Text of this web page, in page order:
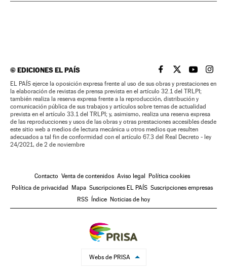
©EDICIONES EL PAÍS EL PAÍS BRASIL EN
EL PAÍSEL PAÍS
EL
EL PAÍS ejerce la oposición expresa frente al uso de sus obras y prestaciones en
la elaboración de revistas de prensa prevista en el artículo 32.1 del TRLPI;
también realiza la reserva expresa frente a la reproducción, distribución y
comunicación pública de sus trabajos y artículos sobre temas de actualidad
prevista en el artículo 33.1 del TRLPI; y, asimismo, realiza una reserva expresa
de las reproducciones y usos de las obras y otras prestaciones accesibles desde
este sitio web a medios de lectura mecánica u otros medios que resulten
adecuados a tal fin de conformidad con el artículo 67.3 del Real Decreto - ley
24/2021, de 2 de noviembre
Contacto Venta de contenidos Aviso legal
Política cookies
Política de privacidad
Mapa Suscripciones EL PAÍS Suscripciones empresas
RSS
Índice Noticias de hoy
Webs de PRISA